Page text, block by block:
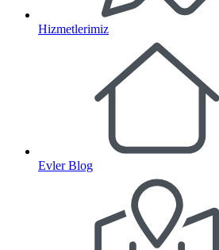
Hizmetlerimiz
Evler Blog